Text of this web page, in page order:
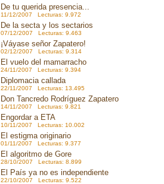
De tu querida presencia...
11/12/2007 Lecturas: 9.972
De la secta y los sectarios
07/12/2007 Lecturas: 9.463
¡Váyase señor Zapatero!
02/12/2007 Lecturas: 9.314
El vuelo del mamarracho
24/11/2007 Lecturas: 9.394
Diplomacia callada
22/11/2007 Lecturas: 13.495
Don Tancredo Rodríguez Zapatero
14/11/2007 Lecturas: 9.821
Engordar a ETA
10/11/2007 Lecturas: 10.002
El estigma originario
01/11/2007 Lecturas: 9.377
El algoritmo de Gore
28/10/2007 Lecturas: 8.899
El País ya no es independiente
22/10/2007 Lecturas: 9.522